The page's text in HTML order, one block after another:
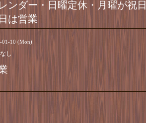
ンダー・日曜定休・月曜が祝
は営業
01-10 (Mon)
し